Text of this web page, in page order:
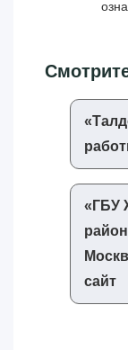
«‎ГБУ
сайт